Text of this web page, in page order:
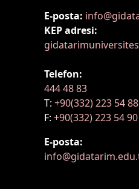
E-posta:
KEP adresi:
Telefon:
444 48 83
T: +90(332) 223 54 88
F: +90(332) 223 54 90
E-posta: